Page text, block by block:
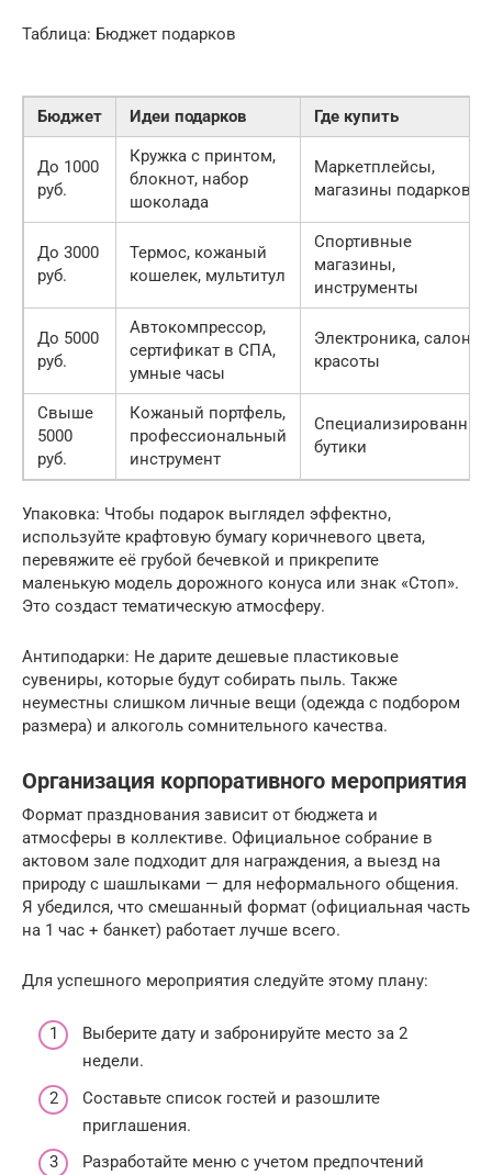
Таблица: Бюджет подарков
Бюджет Идеи подарков Где купить
До 1000
руб.
Кружка с принтом,
блокнот, набор
шоколада
Маркетплейсы,
магазины подарков
До 3000
руб.
Термос, кожаный
кошелек, мультитул
Спортивные
магазины,
инструменты
До 5000
руб.
Автокомпрессор,
сертификат в СПА,
умные часы
Электроника, салоны
красоты
Свыше
5000
руб.
Кожаный портфель,
профессиональный
инструмент
Специализированные
бутики
Упаковка: Чтобы подарок выглядел эффектно,
используйте крафтовую бумагу коричневого цвета,
перевяжите её грубой бечевкой и прикрепите
маленькую модель дорожного конуса или знак «Стоп».
Это создаст тематическую атмосферу.
Антиподарки: Не дарите дешевые пластиковые
сувениры, которые будут собирать пыль. Также
неуместны слишком личные вещи (одежда с подбором
размера) и алкоголь сомнительного качества.
Организация корпоративного мероприятия
Формат празднования зависит от бюджета и
атмосферы в коллективе. Официальное собрание в
актовом зале подходит для награждения, а выезд на
природу с шашлыками — для неформального общения.
Я убедился, что смешанный формат (официальная часть
на 1 час + банкет) работает лучше всего.
Для успешного мероприятия следуйте этому плану:
Выберите дату и забронируйте место за 2
недели.
Составьте список гостей и разошлите
приглашения.
Разработайте меню с учетом предпочтений